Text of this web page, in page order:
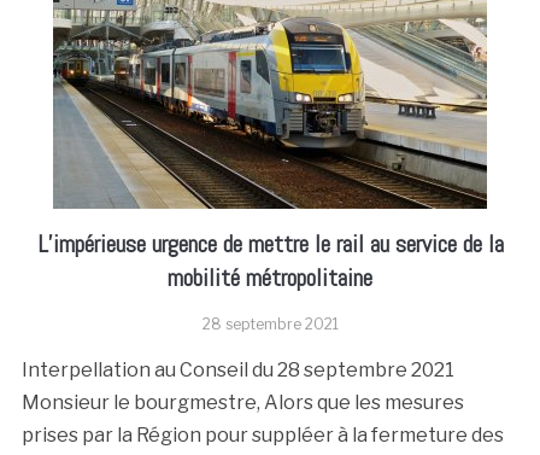
L’impérieuse urgence de mettre le rail au service de la
mobilité métropolitaine
28 septembre 2021
Interpellation au Conseil du 28 septembre 2021
Monsieur le bourgmestre, Alors que les mesures
prises par la Région pour suppléer à la fermeture des